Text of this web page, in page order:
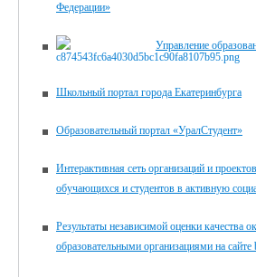
Федерации»
Управление
Школьный портал города Екатеринбурга
Образовательный портал «УралСтудент»
Интерактивная сеть организаций и
обучающихся и студентов в активную
Результаты независимой оценки качества
образовательными организациями на сайте